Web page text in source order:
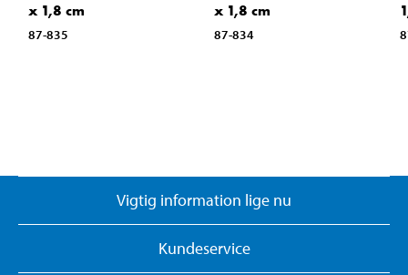
x 1,8 cm
87-835
x 1,8 cm
87-834
Vigtig information lige nu
Kundeservice